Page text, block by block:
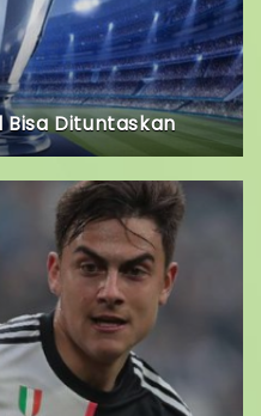
Bisa Dituntaskan